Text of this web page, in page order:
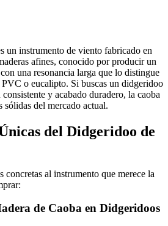
un instrumento de viento fabricado en
afines, conocido por producir un
una resonancia larga que lo distingue
o eucalipto. Si buscas un didgeridoo
y acabado duradero, la caoba
sólidas del mercado actual.
del Didgeridoo de
concretas al instrumento que merece la
de Caoba en Didgeridoos